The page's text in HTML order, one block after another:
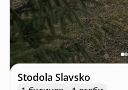
Stodola Slavsko